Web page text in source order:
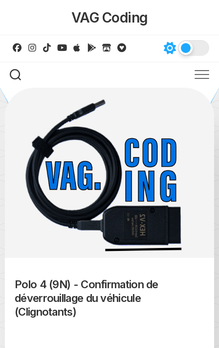
VAG Coding
Polo 4 (9N) - Confirmation de
déverrouillage du véhicule
(Clignotants)